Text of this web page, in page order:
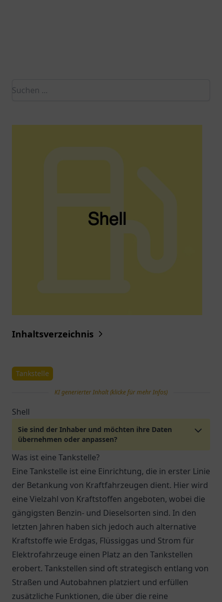
Inhaltsverzeichnis
Tankstelle
KI generierter Inhalt (klicke für mehr Infos)
Shell
Sie sind der Inhaber und möchten ihre Daten
übernehmen oder anpassen?
Was ist eine Tankstelle?
Eine Tankstelle ist eine Einrichtung, die in erster Linie
der Betankung von Kraftfahrzeugen dient. Hier wird
eine Vielzahl von Kraftstoffen angeboten, wobei die
gängigsten Benzin- und Dieselsorten sind. In den
letzten Jahren haben sich jedoch auch alternative
Kraftstoffe wie Erdgas, Flüssiggas und Strom für
Elektrofahrzeuge einen Platz an den Tankstellen
erobert. Tankstellen sind oft strategisch entlang von
Straßen und Autobahnen platziert und erfüllen
zusätzliche Funktionen, die über die reine